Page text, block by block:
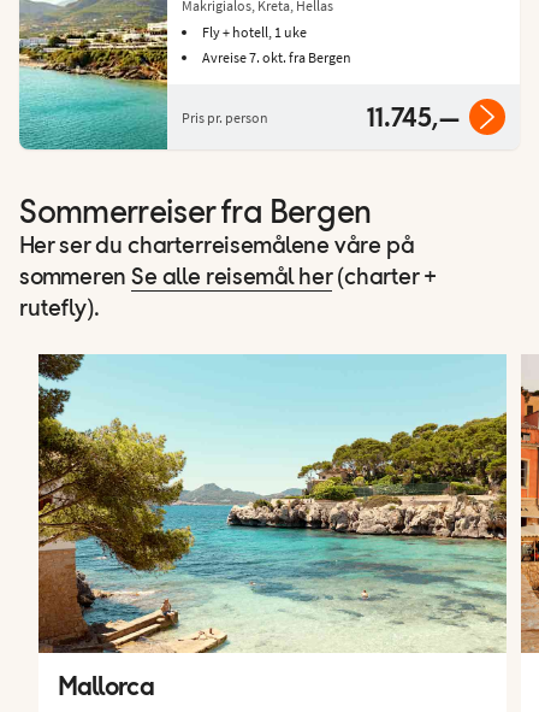
Makrigialos, Kreta, Hellas
Fly + hotell, 1 uke
Avreise 7. okt. fra Bergen
Pris pr. person 11.745,—
Sommerreiser fra Bergen
Her ser du charterreisemålene våre på
sommeren Se alle reisemål her(charter +
rutefly).
Mallorca